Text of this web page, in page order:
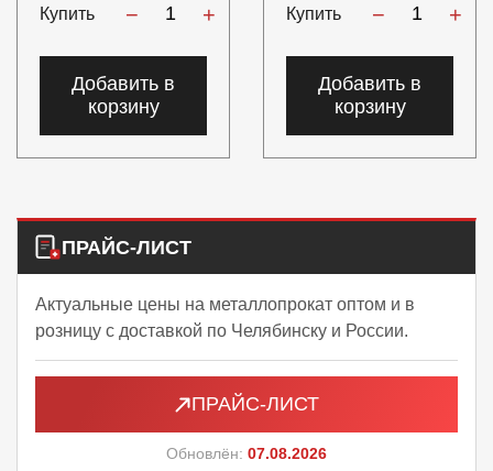
Купить
− +
Добавить в
корзину
Купить − +
Добавить в
корзину
ПРАЙС-ЛИСТ
Актуальные цены на металлопрокат оптом и в
розницу с доставкой по Челябинску и России.
ПРАЙС-ЛИСТ
Обновлён: 07.08.2026